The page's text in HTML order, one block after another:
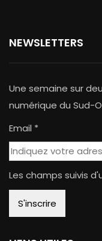
NEWSLETTERS
Une semaine sur
numérique du Sud-
Email *
Les champs suivis